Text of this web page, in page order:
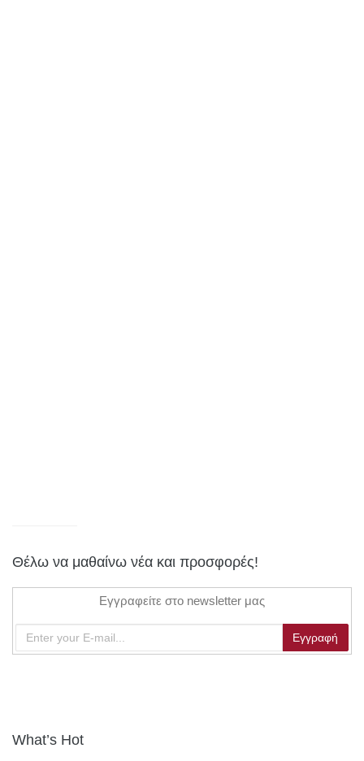
Θέλω να μαθαίνω νέα και προσφορές!
Εγγραφείτε στο newsletter μας
What’s Hot